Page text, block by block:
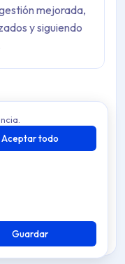
mejorada,
y siguiendo
no estar
la disponibilidad
de SCIM, los
esquemas. Para
Aceptar todo
Guardar